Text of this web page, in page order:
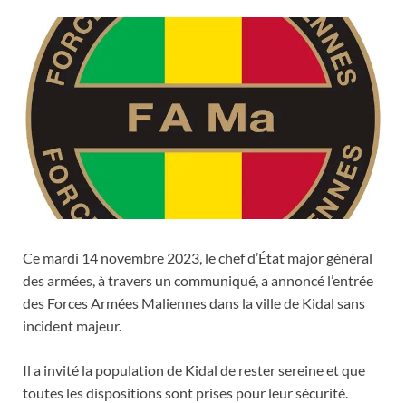
Ce mardi 14 novembre 2023, le chef d’État major général
des armées, à travers un communiqué, a annoncé l’entrée
des Forces Armées Maliennes dans la ville de Kidal sans
incident majeur.
Il a invité la population de Kidal de rester sereine et que
toutes les dispositions sont prises pour leur sécurité.